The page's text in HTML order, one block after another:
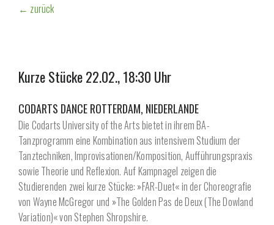
← zurück
Kurze Stücke 22.02., 18:30 Uhr
CODARTS DANCE ROTTERDAM, NIEDERLANDE
Die Codarts University of the Arts bietet in ihrem BA-
Tanzprogramm eine Kombination aus intensivem Studium der
Tanztechniken, Improvisationen/Komposition, Aufführungspraxis
sowie Theorie und Reflexion. Auf Kampnagel zeigen die
Studierenden zwei kurze Stücke: »FAR-Duet« in der Choreografie
von Wayne McGregor und »The Golden Pas de Deux (The Dowland
Variation)« von Stephen Shropshire.